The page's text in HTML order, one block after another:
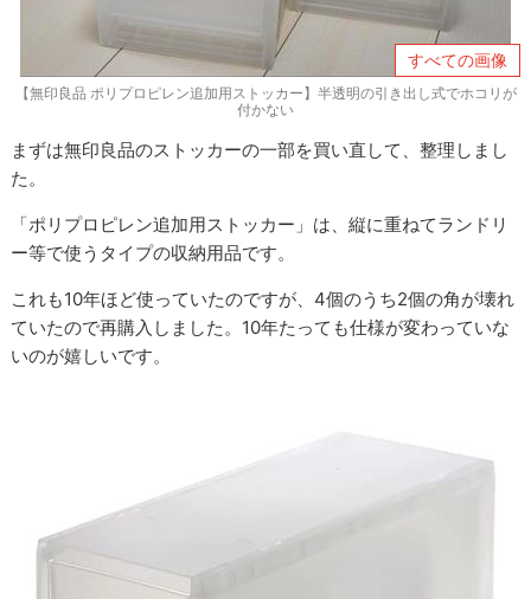
すべての画像
【無印良品 ポリプロピレン追加用ストッカー】半透明の引き出し式でホコリが
付かない
まずは無印良品のストッカーの一部を買い直して、整理しまし
た。
「ポリプロピレン追加用ストッカー」は、縦に重ねてランドリ
ー等で使うタイプの収納用品です。
これも10年ほど使っていたのですが、4個のうち2個の角が壊れ
ていたので再購入しました。10年たっても仕様が変わっていな
いのが嬉しいです。